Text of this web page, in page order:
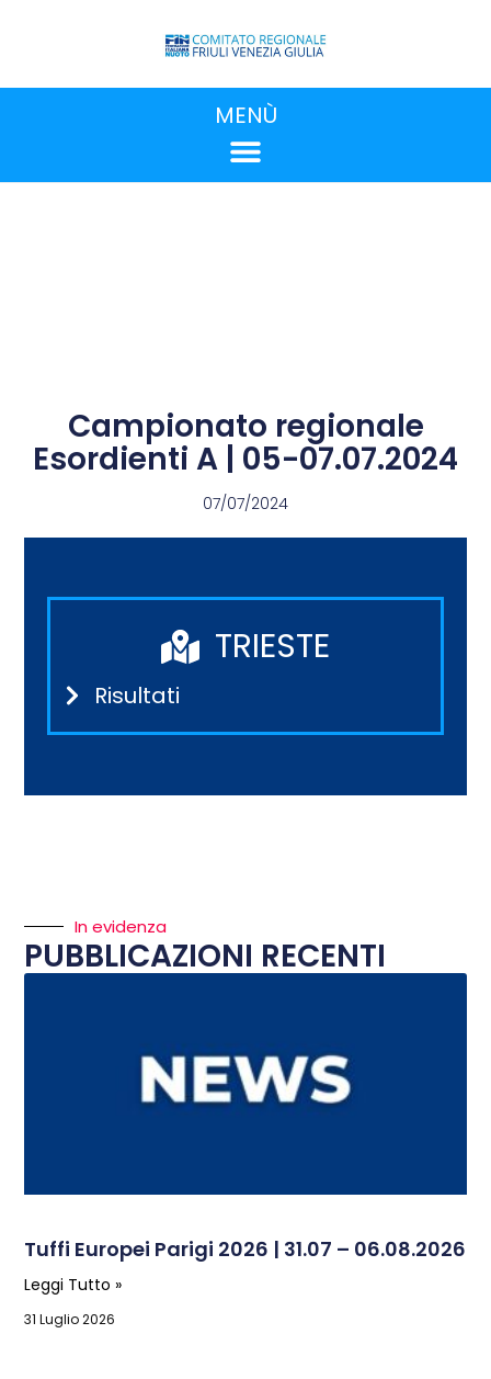
MENÙ
Campionato regionale
Esordienti A | 05-07.07.2024
07/07/2024
TRIESTE
Risultati
In evidenza
PUBBLICAZIONI RECENTI
Tuffi Europei Parigi 2026 | 31.07 – 06.08.2026
Leggi Tutto »
31 Luglio 2026